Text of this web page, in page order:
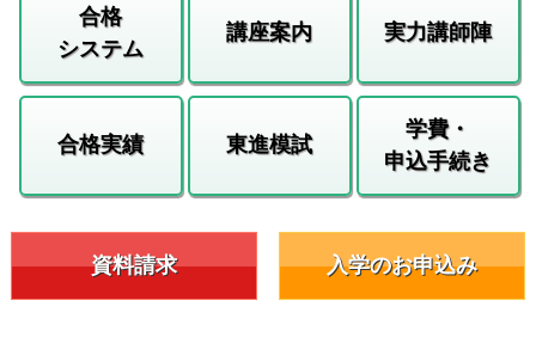
合格
システム
講座案内 実力講師陣
合格実績 東進模試
学費・
申込手続き
資料請求 入学のお申込み